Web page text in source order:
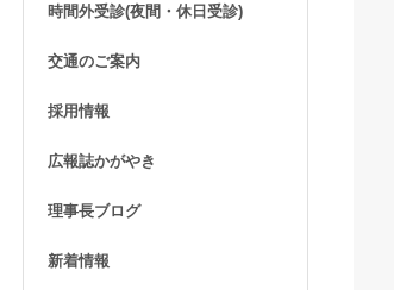
時間外受診(夜間・休日受診)
交通のご案内
採用情報
広報誌かがやき
理事長ブログ
新着情報